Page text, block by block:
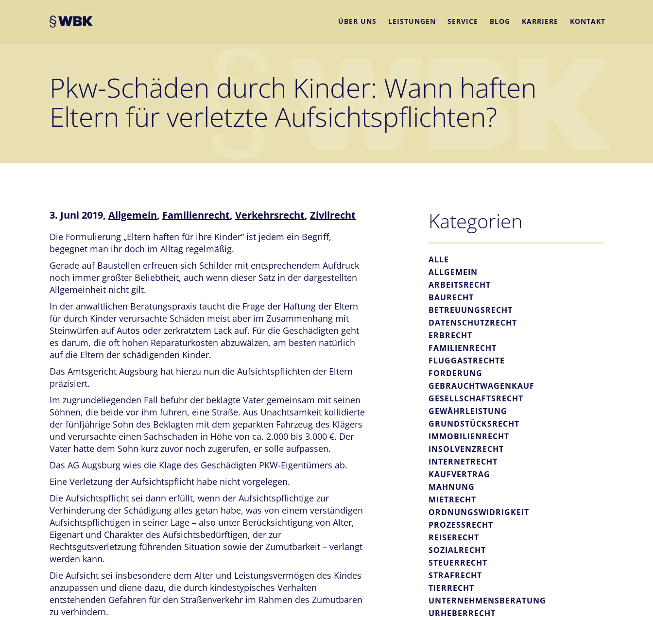
ÜBER UNS LEISTUNGEN SERVICE BLOG KARRIERE KONTAKT
Pkw-Schäden durch Kinder: Wann haften
Eltern für verletzte Aufsichtspflichten?
3. Juni 2019, Allgemein, Familienrecht, Verkehrsrecht, Zivilrecht
Die Formulierung „Eltern haften für ihre Kinder“ ist jedem ein Begriff,
begegnet man ihr doch im Alltag regelmäßig.
Gerade auf Baustellen erfreuen sich Schilder mit entsprechendem Aufdruck
noch immer größter Beliebtheit, auch wenn dieser Satz in der dargestellten
Allgemeinheit nicht gilt.
In der anwaltlichen Beratungspraxis taucht die Frage der Haftung der Eltern
für durch Kinder verursachte Schäden meist aber im Zusammenhang mit
Steinwürfen auf Autos oder zerkratztem Lack auf. Für die Geschädigten geht
es darum, die oft hohen Reparaturkosten abzuwälzen, am besten natürlich
auf die Eltern der schädigenden Kinder.
Das Amtsgericht Augsburg hat hierzu nun die Aufsichtspflichten der Eltern
präzisiert.
Im zugrundeliegenden Fall befuhr der beklagte Vater gemeinsam mit seinen
Söhnen, die beide vor ihm fuhren, eine Straße. Aus Unachtsamkeit kollidierte
der fünfjährige Sohn des Beklagten mit dem geparkten Fahrzeug des Klägers
und verursachte einen Sachschaden in Höhe von ca. 2.000 bis 3.000 €. Der
Vater hatte dem Sohn kurz zuvor noch zugerufen, er solle aufpassen.
Das AG Augsburg wies die Klage des Geschädigten PKW-Eigentümers ab.
Eine Verletzung der Aufsichtspflicht habe nicht vorgelegen.
Die Aufsichtspflicht sei dann erfüllt, wenn der Aufsichtspflichtige zur
Verhinderung der Schädigung alles getan habe, was von einem verständigen
Aufsichtspflichtigen in seiner Lage – also unter Berücksichtigung von Alter,
Eigenart und Charakter des Aufsichtsbedürftigen, der zur
Rechtsgutsverletzung führenden Situation sowie der Zumutbarkeit – verlangt
werden kann.
Die Aufsicht sei insbesondere dem Alter und Leistungsvermögen des Kindes
anzupassen und diene dazu, die durch kindestypisches Verhalten
entstehenden Gefahren für den Straßenverkehr im Rahmen des Zumutbaren
zu verhindern.
Kategorien
ALLE
ALLGEMEIN
ARBEITSRECHT
BAURECHT
BETREUUNGSRECHT
DATENSCHUTZRECHT
ERBRECHT
FAMILIENRECHT
FLUGGASTRECHTE
FORDERUNG
GEBRAUCHTWAGENKAUF
GESELLSCHAFTSRECHT
GEWÄHRLEISTUNG
GRUNDSTÜCKSRECHT
IMMOBILIENRECHT
INSOLVENZRECHT
INTERNETRECHT
KAUFVERTRAG
MAHNUNG
MIETRECHT
ORDNUNGSWIDRIGKEIT
PROZESSRECHT
REISERECHT
SOZIALRECHT
STEUERRECHT
STRAFRECHT
TIERRECHT
UNTERNEHMENSBERATUNG
URHEBERRECHT